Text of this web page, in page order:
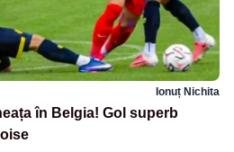
Ionuț Nichita
în Belgia! Gol superb